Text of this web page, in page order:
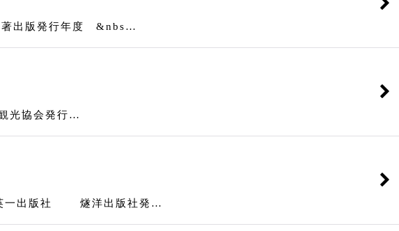
版発行年度 &nbs…
協会発行…
一出版社 燧洋出版社発…